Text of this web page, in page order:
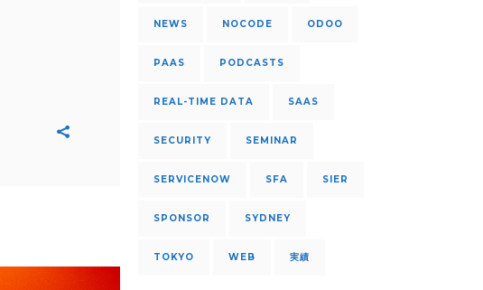
NEWS NOCODE ODOO
PAAS PODCASTS
REAL-TIME DATA SAAS
SECURITY SEMINAR
SERVICENOW SFA SIER
SPONSOR SYDNEY
TOKYO WEB 実績